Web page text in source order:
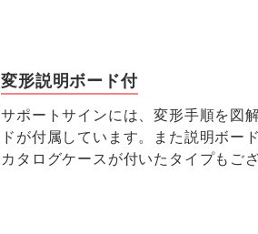
変形説明ボード付
サポートサインには、変形手順を図
ドが付属しています。また説明ボー
カタログケースが付いたタイプもござ